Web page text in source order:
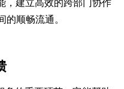
，建立高效的跨部门协作
顺畅流通。